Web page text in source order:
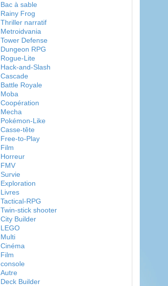
Bac à sable
Rainy Frog
Thriller narratif
Metroidvania
Tower Defense
Dungeon RPG
Rogue-Lite
Hack-and-Slash
Cascade
Battle Royale
Moba
Coopération
Mecha
Pokémon-Like
Casse-tête
Free-to-Play
Film
Horreur
FMV
Survie
Exploration
Livres
Tactical-RPG
Twin-stick shooter
City Builder
LEGO
Multi
Cinéma
Film
console
Autre
Deck Builder